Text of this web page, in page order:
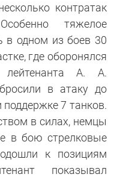
контратак
тяжелое
в одном из боев 30
где оборонялся
лейтенанта А. А.
в атаку до
7 танков.
в силах, немцы
в бою стрелковые
к позициям
показывал